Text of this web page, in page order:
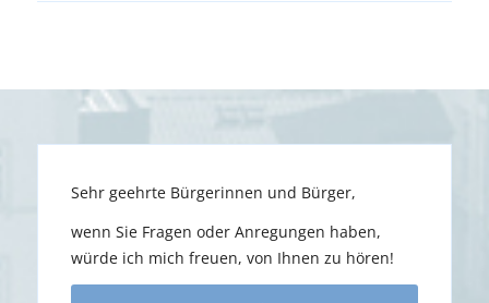
Sehr geehrte Bürgerinnen und Bürger,
wenn Sie Fragen oder Anregungen haben,
würde ich mich freuen, von Ihnen zu hören!